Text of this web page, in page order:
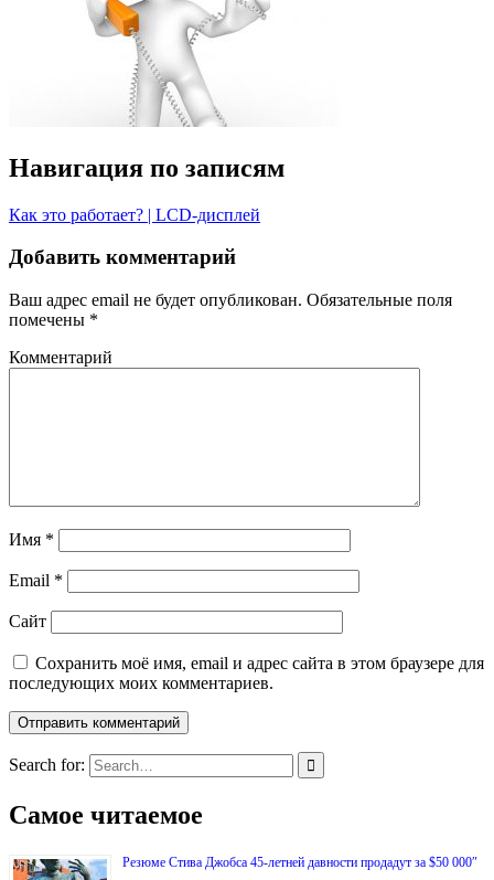
Навигация по записям
Как это работает? | LCD-дисплей
Добавить комментарий
Ваш адрес email не будет опубликован. Обязательные поля
помечены *
Комментарий
Имя *
Email *
Сайт
Сохранить моё имя, email и адрес сайта в этом браузере для
последующих моих комментариев.
Search for:
Самое читаемое
Резюме Стива Джобса 45-летней давности продадут за $50 000″